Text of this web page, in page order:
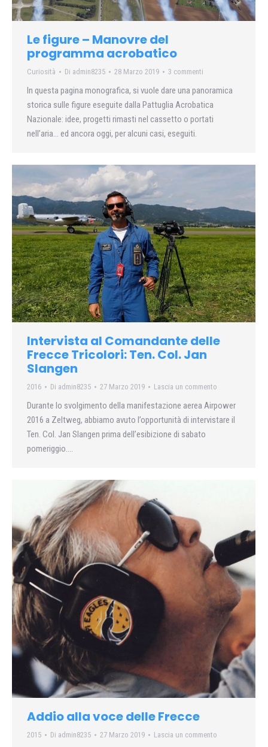
Le figure – Manovre del
programma acrobatico
Curiosità Di admin8235 28 Marzo 2019 3 commenti
In questa pagina monografica, si vuole dare una panoramica
storica sulle figure eseguite dalla Pattuglia Acrobatica
Nazionale: idee, progetti rimasti nel cassetto o portati
nell’aria… ed ancora oggi, per alcuni casi, eseguiti.
Intervista al Comandante delle
Frecce Tricolori: Ten. Col. Jan
Slangen
2016 Di admin8235 27 Marzo 2019 Lascia un commento
Durante lo svolgimento della manifestazione aerea Airpower
2016 a Zeltweg, abbiamo avuto l’opportunità di intervistare il
Ten. Col. Jan Slangen prima dell’esibizione di sabato
pomeriggio….
Addio alla voce delle Frecce
2015 Di admin8235 27 Marzo 2019 Lascia un commento